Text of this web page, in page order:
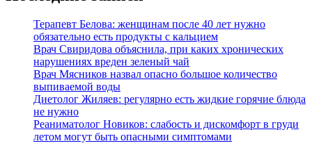
Терапевт Белова: женщинам после 40 лет нужно
обязательно есть продукты с кальцием
Врач Свиридова объяснила, при каких хронических
нарушениях вреден зеленый чай
Врач Мясников назвал опасно большое количество
выпиваемой воды
Диетолог Жиляев: регулярно есть жидкие горячие блюда
не нужно
Реаниматолог Новиков: слабость и дискомфорт в груди
летом могут быть опасными симптомами